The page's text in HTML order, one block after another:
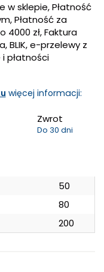
w sklepie, Płatność
Płatność za
4000 zł, Faktura
BLIK, e-przelewy z
płatności
więcej informacji:
Zwrot
Do 30 dni
50
80
200